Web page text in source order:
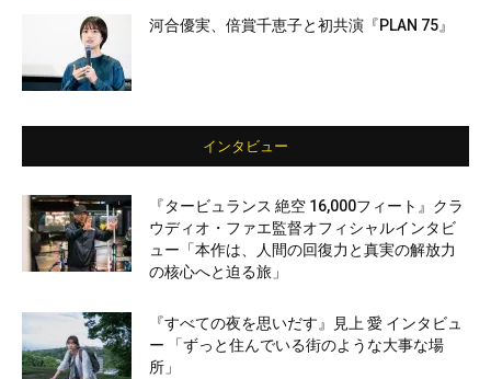
河合優実、倍賞千恵子と初共演『PLAN 75』
インタビュー
『タービュランス 絶空 16,000フィート』クラ
ウディオ・ファエ監督オフィシャルインタビ
ュー「本作は、人間の回復力と真実の解放力
の核心へと迫る旅」
『すべての夜を思いだす』見上 愛 インタビュ
ー 「ずっと住んでいる街のような大事な場
所」